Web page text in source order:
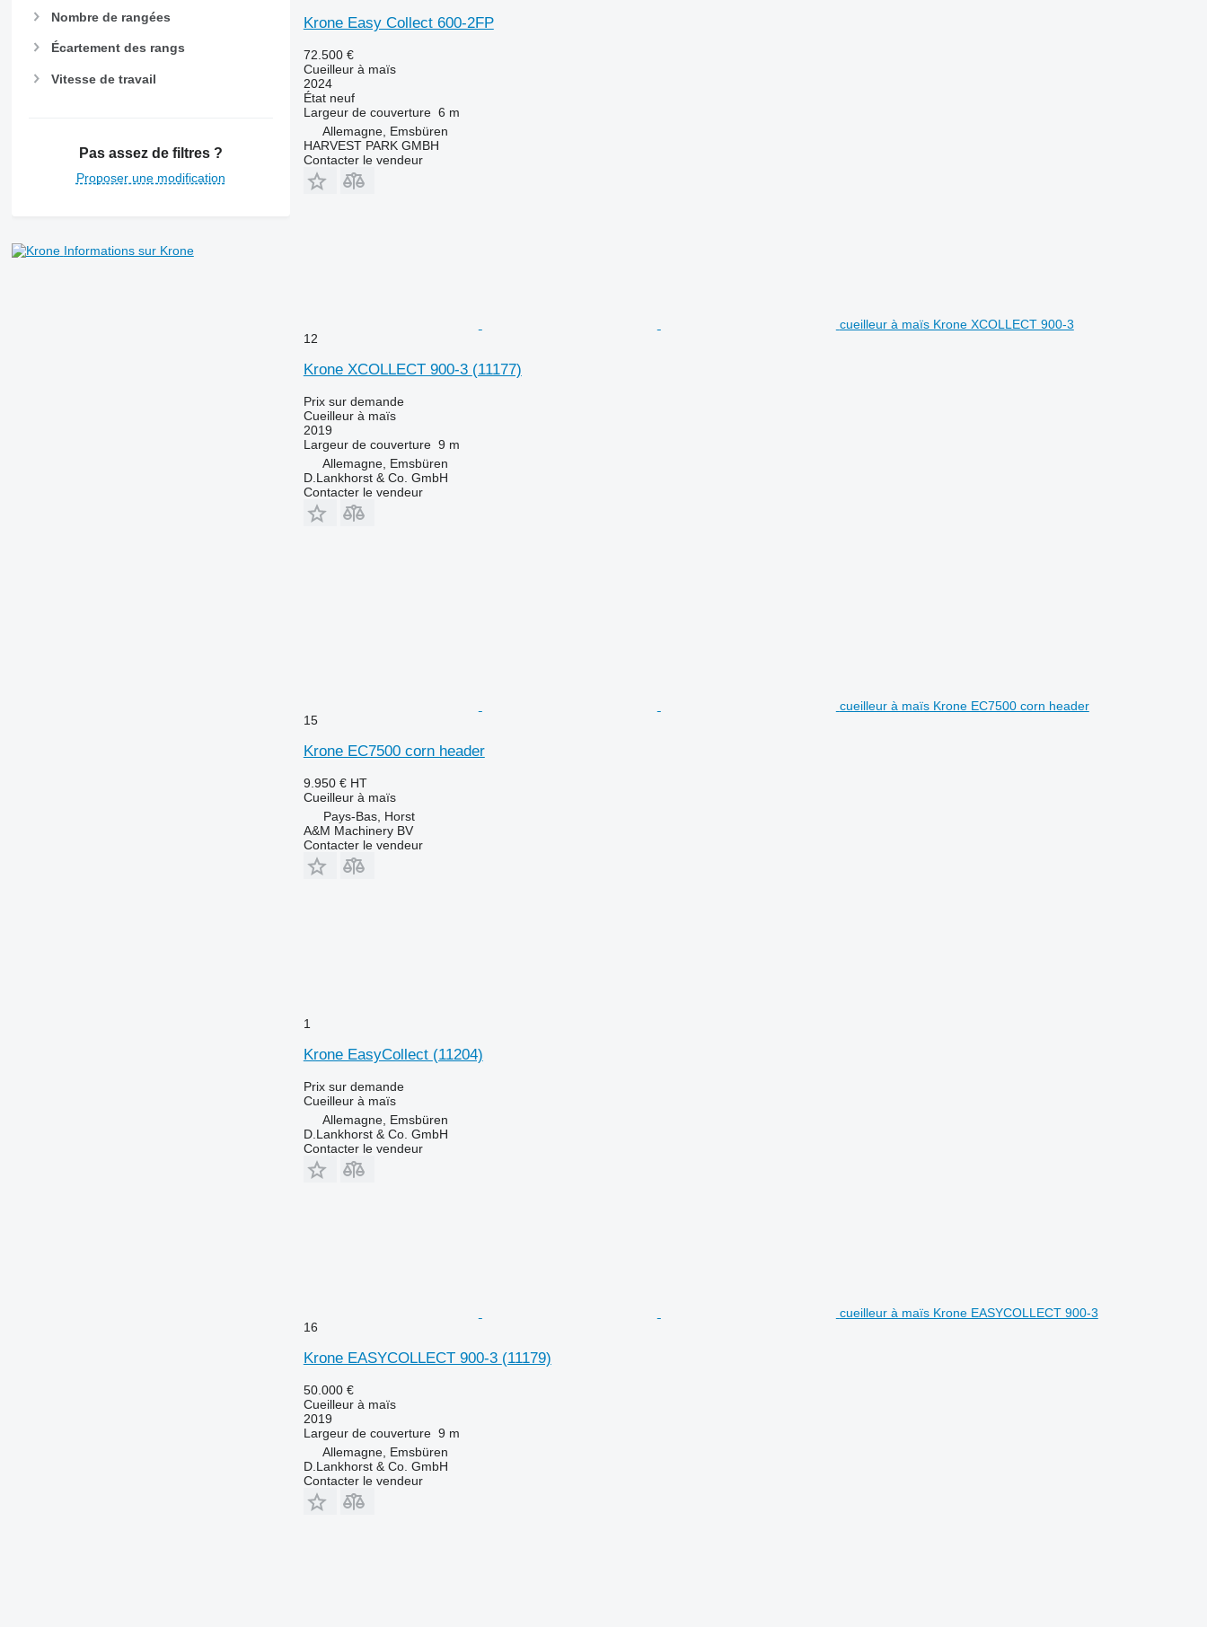
Nombre de rangées
Écartement des rangs
Vitesse de travail
Pas assez de filtres ?
Proposer une modification
Informations sur Krone
Krone Easy Collect 600-2FP
72.500 €
Cueilleur à maïs
2024
Étatneuf
Largeur de couverture 6 m
Allemagne, Emsbüren
HARVEST PARK GMBH
Contacter le vendeur
cueilleur à maïs Krone XCOLLECT 900-3
12
Krone XCOLLECT 900-3 (11177)
Prix sur demande
Cueilleur à maïs
2019
Largeur de couverture 9 m
Allemagne, Emsbüren
D.Lankhorst & Co. GmbH
Contacter le vendeur
cueilleur à maïs Krone EC7500 corn header
15
Krone EC7500 corn header
9.950 € HT
Cueilleur à maïs
Pays-Bas, Horst
A&M Machinery BV
Contacter le vendeur
1
Krone EasyCollect (11204)
Prix sur demande
Cueilleur à maïs
Allemagne, Emsbüren
D.Lankhorst & Co. GmbH
Contacter le vendeur
cueilleur à maïs Krone EASYCOLLECT 900-3
16
Krone EASYCOLLECT 900-3 (11179)
50.000 €
Cueilleur à maïs
2019
Largeur de couverture 9 m
Allemagne, Emsbüren
D.Lankhorst & Co. GmbH
Contacter le vendeur